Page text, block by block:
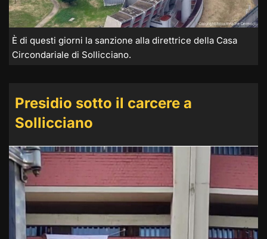
È di questi giorni la sanzione alla direttrice della Casa
Circondariale di Sollicciano.
Presidio sotto il carcere a
Sollicciano